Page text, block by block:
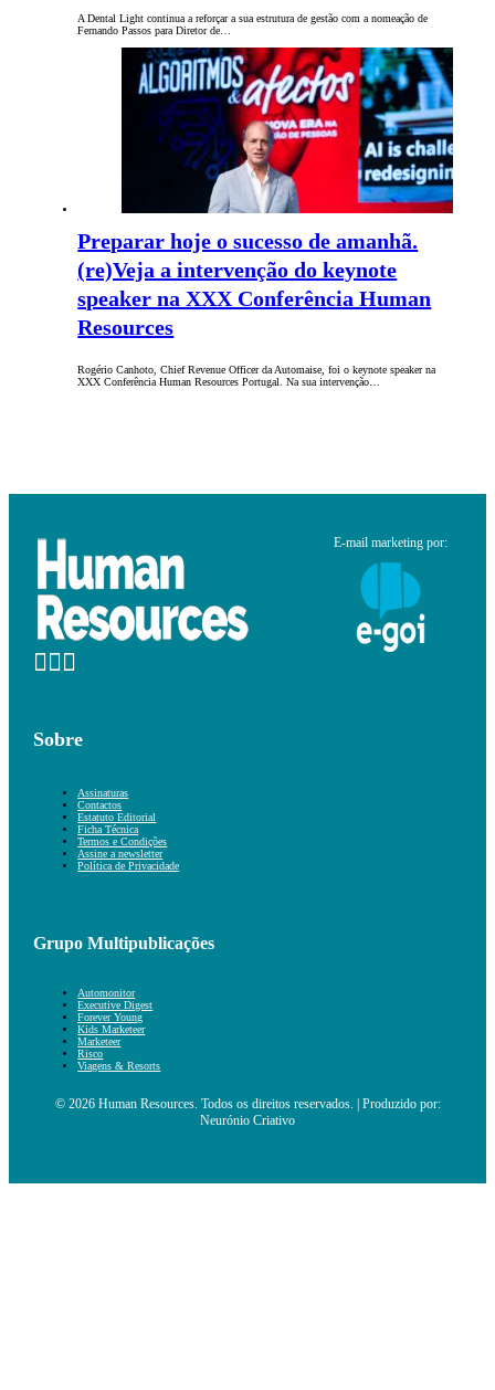
A Dental Light continua a reforçar a sua estrutura de gestão com a nomeação de
Fernando Passos para Diretor de…
Preparar hoje o sucesso de amanhã.
(re)Veja a intervenção do keynote
speaker na XXX Conferência Human
Resources
Rogério Canhoto, Chief Revenue Officer da Automaise, foi o keynote speaker na
XXX Conferência Human Resources Portugal. Na sua intervenção…
E-mail marketing por:
Sobre
Assinaturas
Contactos
Estatuto Editorial
Ficha Técnica
Termos e Condições
Assine a newsletter
Política de Privacidade
Grupo Multipublicações
Automonitor
Executive Digest
Forever Young
Kids Marketeer
Marketeer
Risco
Viagens & Resorts
© 2026 Human Resources. Todos os direitos reservados. | Produzido por:
Neurónio Criativo